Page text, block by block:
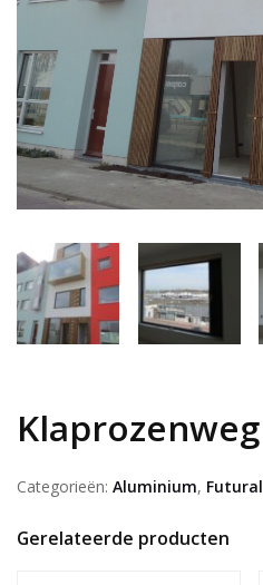
Klaprozenweg
Categorieën: Aluminium, Futural
Gerelateerde producten